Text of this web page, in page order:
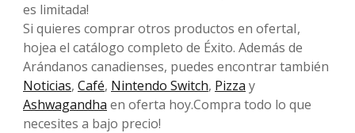
es limitada!
Si quieres comprar otros productos en ofertaI,
hojea el catálogo completo de Éxito. Además de
Arándanos canadienses, puedes encontrar también
Noticias, Café, Nintendo Switch, Pizza y
Ashwagandha en oferta hoy.Compra todo lo que
necesites a bajo precio!